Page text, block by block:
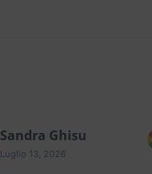
Sandra Ghisu
Luglio 13, 2026